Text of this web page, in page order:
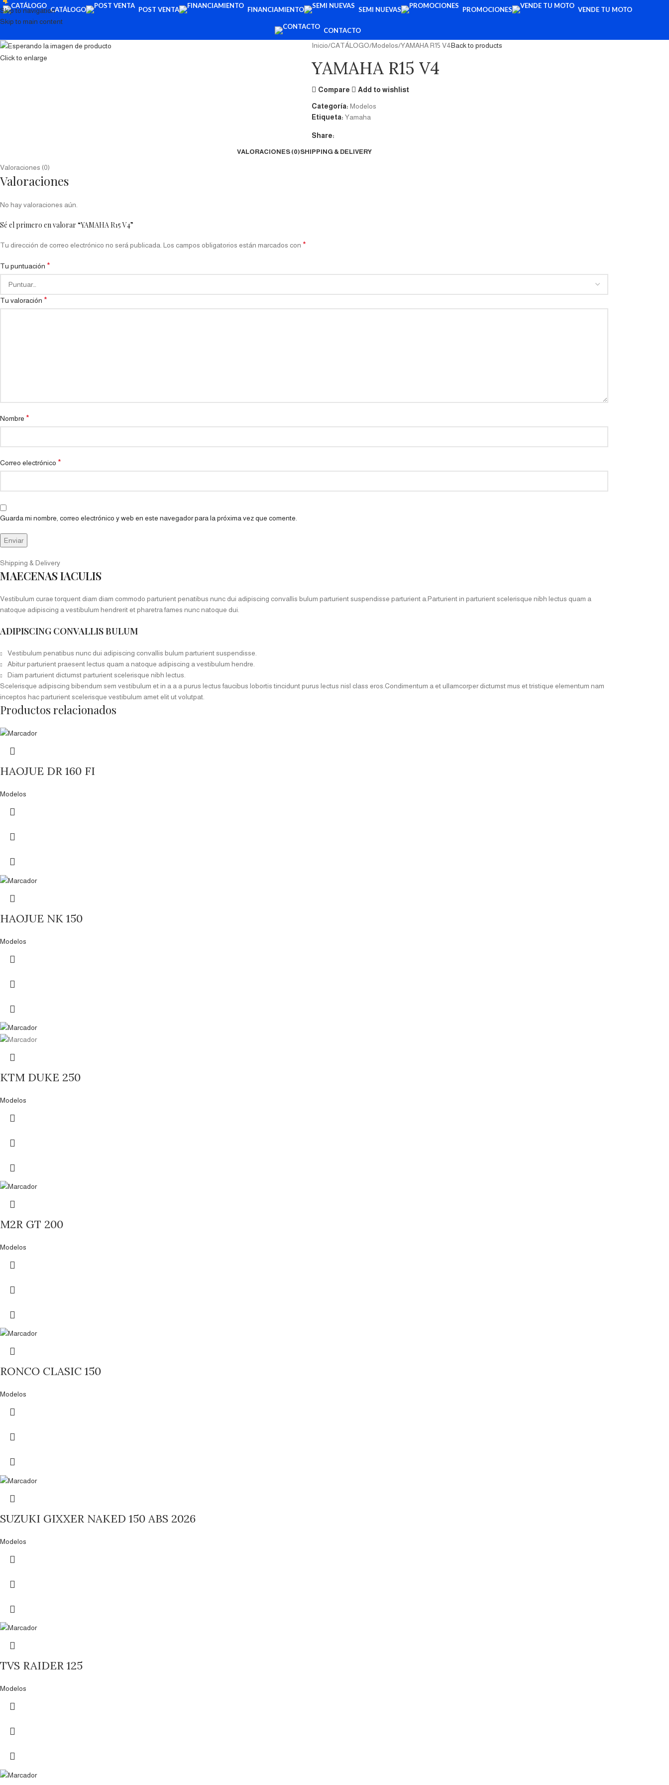
Skip to navigation
Skip to main content
CATÁLOGO POST VENTA FINANCIAMIENTO SEMI NUEVAS PROMOCIONES VENDE TU MOTO
CONTACTO
Click to enlarge
Inicio CATÁLOGO Modelos YAMAHA R15 V4Back to products
YAMAHA R15 V4
Compare Add to wishlist
Categoría: Modelos
Etiqueta: Yamaha
Share:
VALORACIONES (0)SHIPPING & DELIVERY
Valoraciones (0)
Valoraciones
No hay valoraciones aún.
Sé el primero en valorar “YAMAHA R15 V4”
Tu dirección de correo electrónico no será publicada. Los campos obligatorios están marcados con *
Tu puntuación *
Tu valoración *
Nombre *
Correo electrónico *
Guarda mi nombre, correo electrónico y web en este navegador para la próxima vez que comente.
Shipping & Delivery
MAECENAS IACULIS
Vestibulum curae torquent diam diam commodo parturient penatibus nunc dui adipiscing convallis bulum parturient suspendisse parturient a.Parturient in parturient scelerisque nibh lectus quam a
natoque adipiscing a vestibulum hendrerit et pharetra fames nunc natoque dui.
ADIPISCING CONVALLIS BULUM
Vestibulum penatibus nunc dui adipiscing convallis bulum parturient suspendisse.
Abitur parturient praesent lectus quam a natoque adipiscing a vestibulum hendre.
Diam parturient dictumst parturient scelerisque nibh lectus.
Scelerisque adipiscing bibendum sem vestibulum et in a a a purus lectus faucibus lobortis tincidunt purus lectus nisl class eros.Condimentum a et ullamcorper dictumst mus et tristique elementum nam
inceptos hac parturient scelerisque vestibulum amet elit ut volutpat.
Productos relacionados
HAOJUE DR 160 FI
Modelos
HAOJUE NK 150
Modelos
KTM DUKE 250
Modelos
M2R GT 200
Modelos
RONCO CLASIC 150
Modelos
SUZUKI GIXXER NAKED 150 ABS 2026
Modelos
TVS RAIDER 125
Modelos